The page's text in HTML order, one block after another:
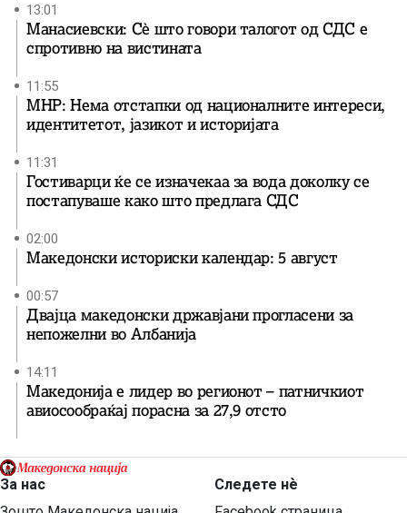
13:01
Манасиевски: Сè што говори талогот од СДС е
спротивно на вистината
11:55
МНР: Нема отстапки од националните интереси,
идентитетот, јазикот и историјата
11:31
Гостиварци ќе се изначекаа за вода доколку се
постапуваше како што предлага СДС
02:00
Македонски историски календар: 5 август
00:57
Двајца македонски државјани прогласени за
непожелни во Албанија
14:11
Македонија е лидер во регионот – патничкиот
авиосообраќај порасна за 27,9 отсто
За нас
Следете нѐ